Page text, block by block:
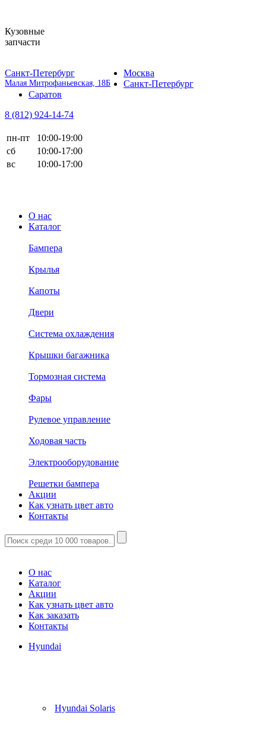
Кузовные
запчасти
Санкт-Петербург
Малая Митрофаньевская, 18Б
Москва
Санкт-Петербург
Саратов
8 (812) 924-14-74
пн-пт
10:00-19:00
сб
10:00-17:00
вс
10:00-17:00
О нас
Каталог
Бампера
Крылья
Капоты
Двери
Система охлаждения
Крышки багажника
Тормозная система
Фары
Рулевое управление
Ходовая часть
Электрооборудование
Решетки бампера
Акции
Как узнать цвет авто
Контакты
О нас
Каталог
Акции
Как узнать цвет авто
Как заказать
Контакты
Hyundai
Hyundai Solaris